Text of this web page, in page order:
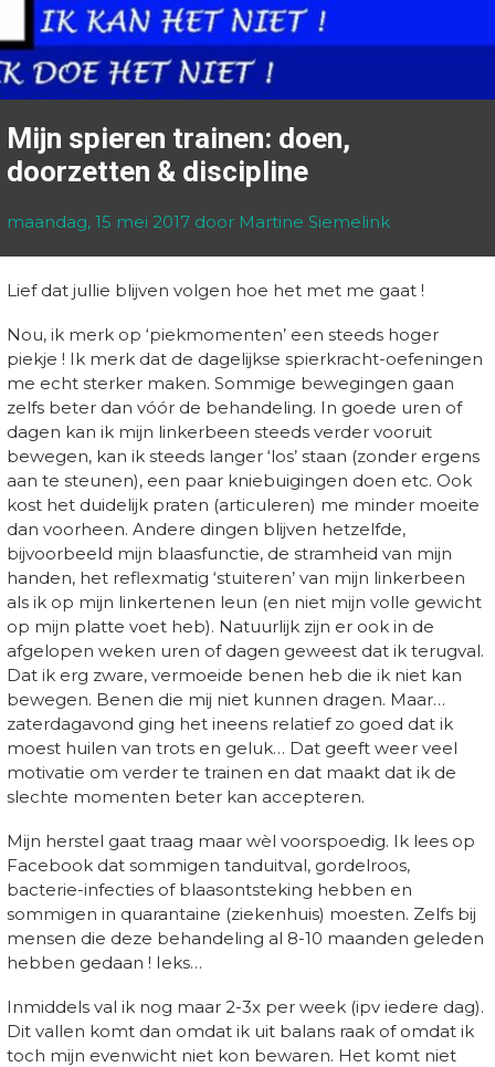
Mijn spieren trainen: doen,
doorzetten & discipline
maandag, 15 mei 2017 door Martine Siemelink
Lief dat jullie blijven volgen hoe het met me gaat !
Nou, ik merk op ‘piekmomenten’ een steeds hoger
piekje ! Ik merk dat de dagelijkse spierkracht-oefeningen
me echt sterker maken. Sommige bewegingen gaan
zelfs beter dan vóór de behandeling. In goede uren of
dagen kan ik mijn linkerbeen steeds verder vooruit
bewegen, kan ik steeds langer ‘los’ staan (zonder ergens
aan te steunen), een paar kniebuigingen doen etc. Ook
kost het duidelijk praten (articuleren) me minder moeite
dan voorheen. Andere dingen blijven hetzelfde,
bijvoorbeeld mijn blaasfunctie, de stramheid van mijn
handen, het reflexmatig ‘stuiteren’ van mijn linkerbeen
als ik op mijn linkertenen leun (en niet mijn volle gewicht
op mijn platte voet heb). Natuurlijk zijn er ook in de
afgelopen weken uren of dagen geweest dat ik terugval.
Dat ik erg zware, vermoeide benen heb die ik niet kan
bewegen. Benen die mij niet kunnen dragen. Maar…
zaterdagavond ging het ineens relatief zo goed dat ik
moest huilen van trots en geluk… Dat geeft weer veel
motivatie om verder te trainen en dat maakt dat ik de
slechte momenten beter kan accepteren.
Mijn herstel gaat traag maar wèl voorspoedig. Ik lees op
Facebook dat sommigen tanduitval, gordelroos,
bacterie-infecties of blaasontsteking hebben en
sommigen in quarantaine (ziekenhuis) moesten. Zelfs bij
mensen die deze behandeling al 8-10 maanden geleden
hebben gedaan ! Ieks…
Inmiddels val ik nog maar 2-3x per week (ipv iedere dag).
Dit vallen komt dan omdat ik uit balans raak of omdat ik
toch mijn evenwicht niet kon bewaren. Het komt niet